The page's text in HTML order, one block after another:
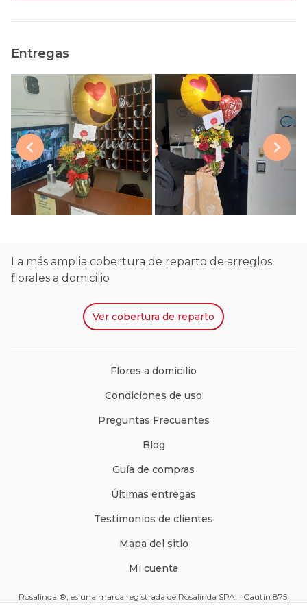
Entregas
La más amplia cobertura de reparto de arreglos
florales a domicilio
Ver cobertura de reparto
Flores a domicilio
Condiciones de uso
Preguntas Frecuentes
Blog
Guía de compras
Últimas entregas
Testimonios de clientes
Mapa del sitio
Mi cuenta
Rosalinda ®, es una marca registrada de Rosalinda SPA. · Cautín 875,